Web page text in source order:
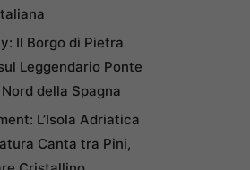
Il Borgo di Pietra
Leggendario Ponte
della Spagna
L’Isola Adriatica
Canta tra Pini,